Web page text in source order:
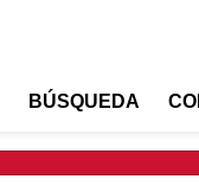
BÚSQUEDA